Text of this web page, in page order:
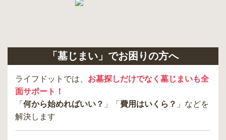
「墓じまい」でお困りの方へ
ライフドットでは、 お墓探しだけでなく墓じまいも全
面サポート！
「 何から始めればいい？ 」「 費用はいくら？ 」などを
解決します